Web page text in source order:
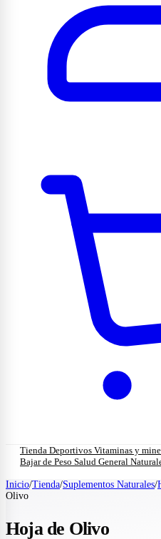
Tienda Deportivos Vitaminas y
Bajar de Peso Salud General
Inicio/Tienda/Suplementos Naturales/
Olivo
Hoja de Olivo